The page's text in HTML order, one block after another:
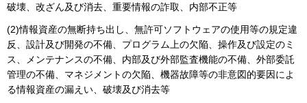
破壊、改ざん及び消去、重要情報の詐取、内部不正等
(2)情報資産の無断持ち出し、無許可ソフトウェアの使用等の規定違
反、設計及び開発の不備、プログラム上の欠陥、操作及び設定のミ
ス、メンテナンスの不備、内部及び外部監査機能の不備、外部委託
管理の不備、マネジメントの欠陥、機器故障等の非意図的要因によ
る情報資産の漏えい、破壊及び消去等